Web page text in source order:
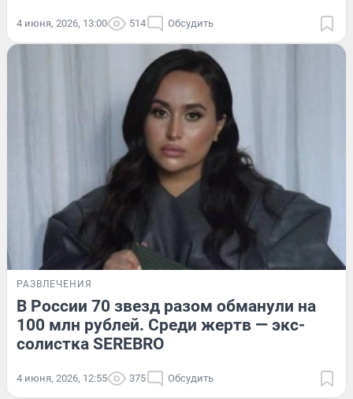
4 июня, 2026, 13:00 514 Обсудить
РАЗВЛЕЧЕНИЯ
В России 70 звезд разом обманули на
100 млн рублей. Среди жертв — экс-
солистка SEREBRO
4 июня, 2026, 12:55 375 Обсудить